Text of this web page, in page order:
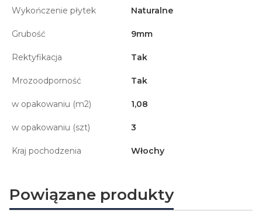
Wykończenie płytek Naturalne
Grubość 9mm
Rektyfikacja Tak
Mrozoodporność Tak
w opakowaniu (m2) 1,08
w opakowaniu (szt) 3
Kraj pochodzenia Włochy
Powiązane produkty